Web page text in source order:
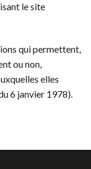
le site
qui permettent,
ou non,
elles
6 janvier 1978).